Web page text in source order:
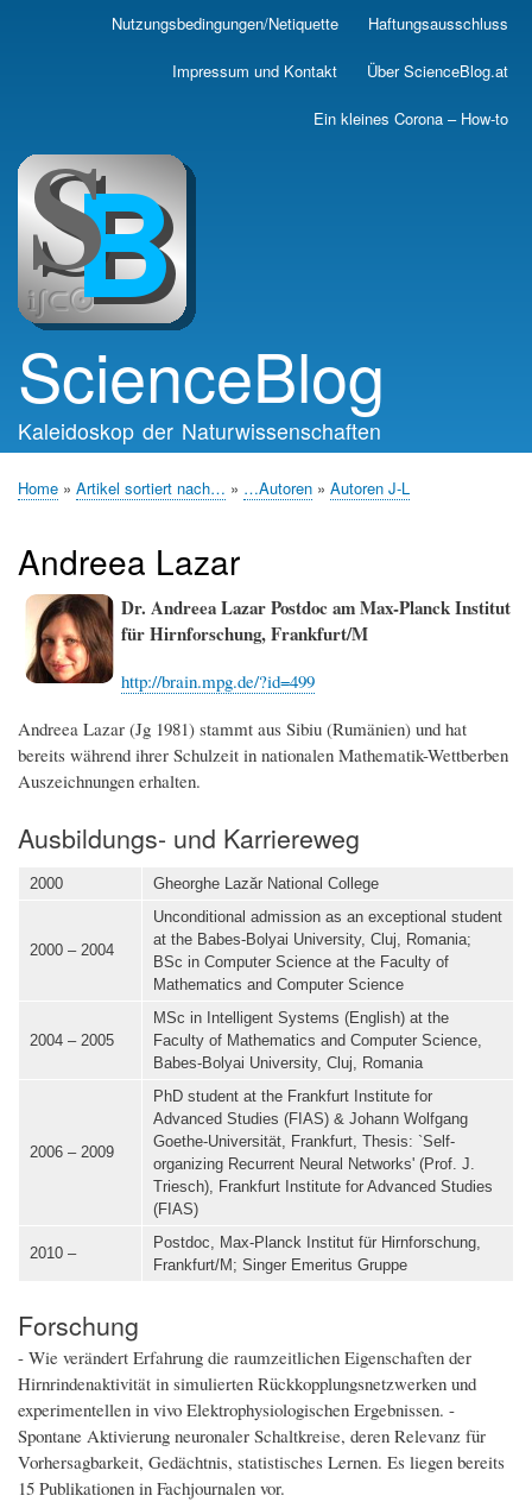
Skip
main
Nutzungsbedingungen/Netiquette Haftungsausschluss
Impressum und Kontakt Über ScienceBlog.at
Ein kleines Corona – How-to
ScienceBlog
Kaleidoskop der Naturwissenschaften
Home Artikel sortiert nach… …Autoren Autoren J-L
Andreea Lazar
Dr. Andreea LazarPostdoc am Max-Planck Institut
für Hirnforschung, Frankfurt/M
http://brain.mpg.de/?id=499
Andreea Lazar (Jg 1981) stammt aus Sibiu (Rumänien) und hat
bereits während ihrer Schulzeit in nationalen Mathematik-Wettberben
Auszeichnungen erhalten.
Ausbildungs- und Karriereweg
2000 Gheorghe Lazăr National College
2000 – 2004
Unconditional admission as an exceptional student
at the Babes-Bolyai University, Cluj, Romania;
BSc in Computer Science at the Faculty of
Mathematics and Computer Science
2004 – 2005
MSc in Intelligent Systems (English) at the
Faculty of Mathematics and Computer Science,
Babes-Bolyai University, Cluj, Romania
2006 – 2009
PhD student at the Frankfurt Institute for
Advanced Studies (FIAS) & Johann Wolfgang
Goethe-Universität, Frankfurt, Thesis: `Self-
organizing Recurrent Neural Networks' (Prof. J.
Triesch), Frankfurt Institute for Advanced Studies
(FIAS)
2010 –
Postdoc, Max-Planck Institut für Hirnforschung,
Frankfurt/M; Singer Emeritus Gruppe
Forschung
- Wie verändert Erfahrung die raumzeitlichen Eigenschaften der
Hirnrindenaktivität in simulierten Rückkopplungsnetzwerken und
experimentellen in vivo Elektrophysiologischen Ergebnissen. -
Spontane Aktivierung neuronaler Schaltkreise, deren Relevanz für
Vorhersagbarkeit, Gedächtnis, statistisches Lernen. Es liegen bereits
15 Publikationen in Fachjournalen vor.